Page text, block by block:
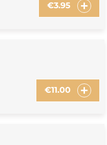
€3.95
€11.00